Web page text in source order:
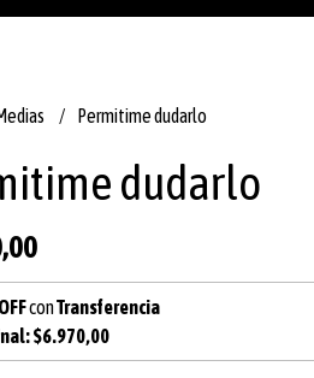
Permitime dudarlo
dudarlo
conTransferencia
$6.970,00